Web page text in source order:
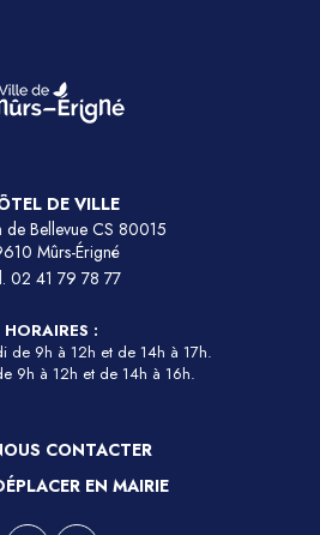
DE VILLE
de Bellevue CS 80015
Mûrs-Érigné
02 41 79 78 77
HORAIRES :
de 9h à 12h et de 14h à 17h.
9h à 12h et de 14h à 16h.
CONTACTER
EN MAIRIE